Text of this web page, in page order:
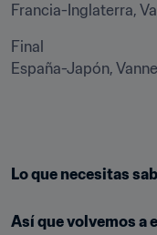
Francia-Inglaterra,
Final
España-Japón,
Lo que necesitas
Así que volvemos a